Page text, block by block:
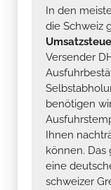
In den
die Schweiz
Versender
benötigen
Ihnen
können. Das
eine
schweizer